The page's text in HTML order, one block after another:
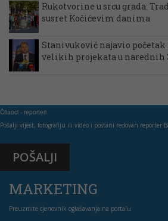
Rukotvorine u srcu grada:
susret Kočićevim danima
Stanivuković najavio
velikih projekata u narednih
Čitaoci - reporteri
Pošalji vijest, fotografiju ili video i postani redovan reporter
POŠALJI
MARKETING
Preuzmite cjenovnik oglašavanja na portalu